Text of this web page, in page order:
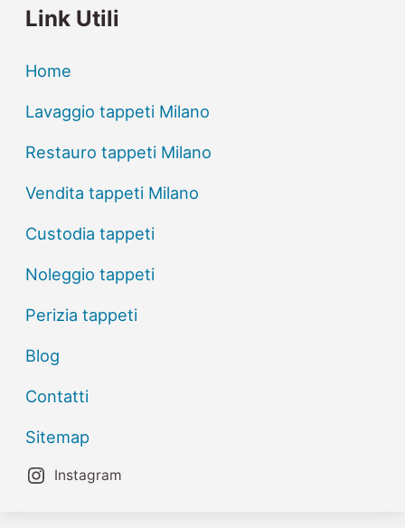
Link Utili
Home
Lavaggio tappeti Milano
Restauro tappeti Milano
Vendita tappeti Milano
Custodia tappeti
Noleggio tappeti
Perizia tappeti
Blog
Contatti
Sitemap
Instagram